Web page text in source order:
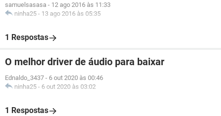
samuelsasasa - 12 ago 2016 às 11:33
ninha25 - 13 ago 2016 às 05:35
1 Respostas
O melhor driver de áudio para baixar
Ednaldo_3437 - 6 out 2020 às 00:46
ninha25 - 6 out 2020 às 03:02
1 Respostas